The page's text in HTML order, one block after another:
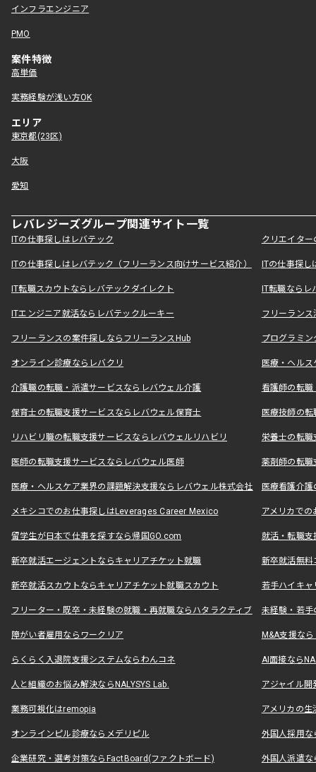
インフラエンジニア
PMO
案件特徴
高単価
実務経験が浅い方OK
エリア
東京都(23区)
大阪
愛知
レバレジーズグループ関連サイト一覧
ITの仕事探しはレバテック クリエイタ
ITの仕事探しはレバテック（フリーランス向けサービス紹介） ITの仕事探
IT転職スカウトならレバテックダイレクト IT転職なら
ITエンジニア就活ならレバテックルーキー フリーラン
フリーランスの案件探しならフリーランスHub プログラミ
オンライン診療ならレバクリ 医療・ヘル
介護職の転職・派遣サービスならレバウェル介護 看護師の転
保育士の転職支援サービスならレバウェル保育士 医療技師の
リハビリ職の転職支援サービスならレバウェルリハビリ 栄養士の転
医師の転職支援サービスならレバウェル医師 薬剤師の転
医療・ヘルスケア業界の課題解決支援ならレバウェル株式会社 医療看護介
メキシコでのお仕事探しはLeverages Career Mexico アメリカで
留学生が日本で仕事を探すなら帰国GO.com 就活・転職
新卒就活エージェントならキャリアチケット就職 新卒就活無料
新卒就活スカウトならキャリアチケット就職スカウト 若手ハイキ
フリーター・既卒・未経験の就職・再就職ならハタラクティブ 未経験・若手
障がい者雇用ならワークリア M&A支援な
らくらく入退院支援システムならわんコネ AI面接なら
人と組織のお悩み解決ならNALYSYS Lab. アジャイル
業務可視化はremopia アメリカの
オンラインピル診療ならメデリピル 外国人採用
企業研究・選考対策ならFactBoard(ファクトボード) 外国人派遣な